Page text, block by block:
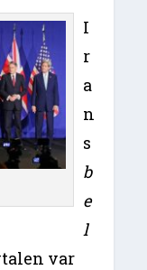
I
r
a
n
s
b
e
l
var